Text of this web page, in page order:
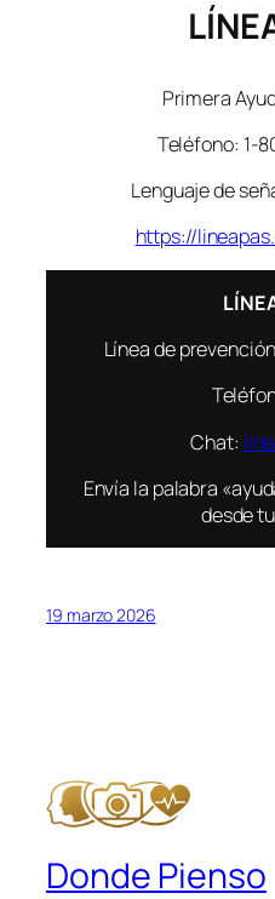
Primera
Teléfono: 1-
Lenguaje de
https://
Línea de
Chat:
Envía la palabra
desde
19 marzo 2026
Donde Pienso